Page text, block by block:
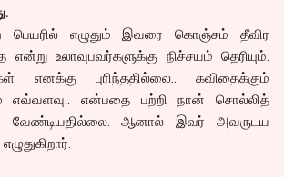
பெயரில் எழுதும் இவரை கொஞ்சம் தீவிர
உலாவுபவர்களுக்கு நிச்சயம் தெரியும்.
எனக்கு புரிந்ததில்லை.. கவிதைக்கும்
எவ்வளவு.. என்பதை பற்றி நான் சொல்லித்
வேண்டியதில்லை. ஆனால் இவர் அவருடய